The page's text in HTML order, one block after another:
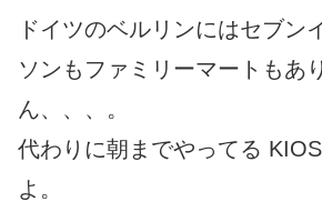
ドイツのベルリンにはセブン
ソンもファミリーマートもあ
ん、、、。
代わりに朝までやってる
よ。